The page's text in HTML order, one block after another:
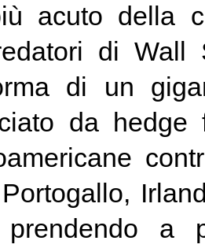
acuto della
di Wall
di un
da hedge
a